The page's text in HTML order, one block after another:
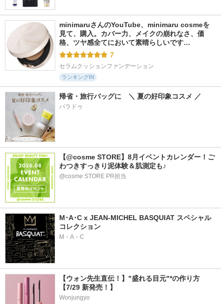
minimaruさんのYouTube、minimaru cosmeを
見て、購入。カバー力、メイクの崩れなさ、価
格、ツヤ感全てにおいて素晴らしいです…
7
セラムクッションファンデーション
ランキングIN
帰省・旅行バッグに　＼ 夏の好印象コスメ ／
パラドゥ
【@cosme STORE】8月イベントカレンダー！ご
わつきすっきり泥体験＆肌測定も♪
@cosme STORE PR担当
M･A･C x JEAN-MICHEL BASQUIAT スペシャル
コレクション
M・A・C
【ウォン先生直伝！】"盛れる目元"*の作り方
【7/29 新発売！】
Wonjungyo